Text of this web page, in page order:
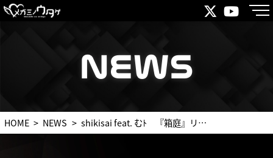
NEWS
NEWS
HOME NEWS shikisai feat. むﾄ 『箱庭』リリースのお知らせ